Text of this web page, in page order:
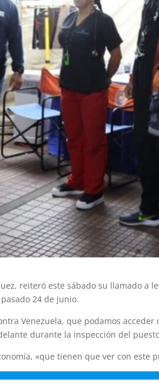
reiteró este sábado su llamado a
24 de junio.
Venezuela, que podamos
durante la inspección del
«que tienen que ver con este